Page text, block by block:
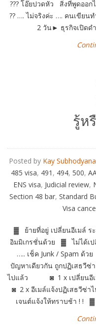
??? โอ๊ยปวดหัว สิ่งที่พูดออ
?? …. ไม่จริงค่ะ …. คนเขียน
2 วัน► ธุรกิจเปิดด
รู้ห
Posted by Kay Subhodyana
485 visa, 491 , 494, 500,
ENS visa, Judicial review,
Section 48 bar, Standard
Visa
▓ ย้ายที่อยู่ เปลี่ยนอีเมล์ ร
อิมมิเกรชั่นด้วย ▓ ไม่ได้เป
….. เช็ค Junk / Spam ด้
ปัญหาเดียวกัน ถูกปฏิเสธวีซ่
ไปแล้ว ◙ 1 x เปลี่ยนอีเ
◙ 2 x อีเมล์แจ้งปฏิเสธวี
เจนต์แจ้งให้ทราบช้า ! !